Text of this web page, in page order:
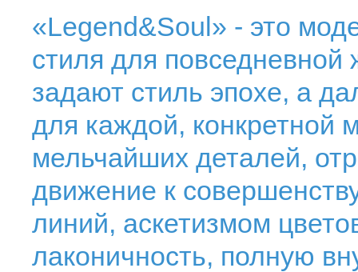
«Legend&Soul» - это
стиля для повседневной
задают стиль эпохе, а
для каждой, конкретной
мельчайших деталей,
движение к
линий, аскетизмом
лаконичность, полную